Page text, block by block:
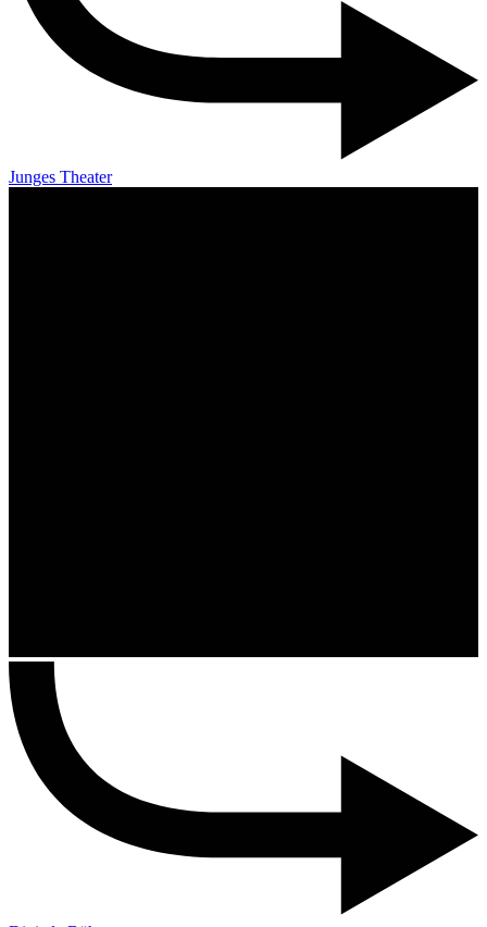
Junges Theater